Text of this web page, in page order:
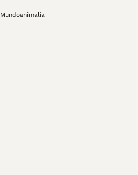
Mundoanimalia